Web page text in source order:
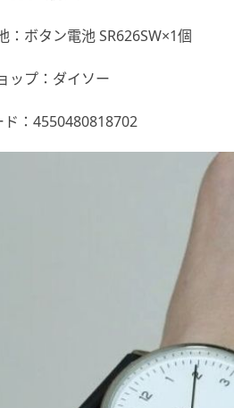
：ボタン電池 SR626SW×1個
ップ：ダイソー
ド：4550480818702